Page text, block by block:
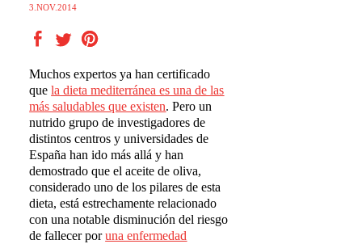
3.NOV.2014
Muchos expertos ya han certificado
quela dieta mediterránea es una de las
más saludables que existen. Pero un
nutrido grupo de investigadores de
distintos centros y universidades de
España han ido más allá y han
demostrado que el aceite de oliva,
considerado uno de los pilares de esta
dieta, está estrechamente relacionado
con una notable disminución del riesgo
de fallecer poruna enfermedad